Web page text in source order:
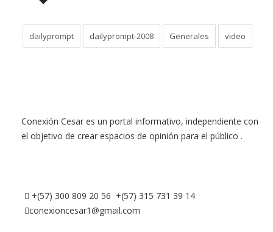
dailyprompt dailyprompt-2008 Generales video
Conexión Cesar es un portal informativo, independiente con
el objetivo de crear espacios de opinión para el público .
+(57) 300 809 20 56 +(57) 315 731 39 14
conexioncesar1@gmail.com